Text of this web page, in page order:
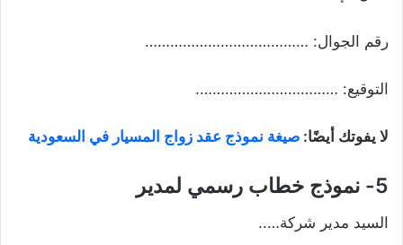
رقم الجوال: …………………………………
التوقيع: …………………………….
لا يفوتك أيضًا: صيغة نموذج عقد زواج المسيار في السعودية
5- نموذج خطاب رسمي لمدير
السيد مدير شركة…..